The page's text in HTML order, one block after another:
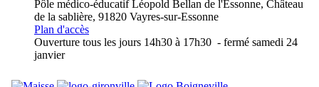
Pôle médico-éducatif Léopold Bellan de l'Essonne, Château
de la sablière, 91820 Vayres-sur-Essonne
Plan d'accès
Ouverture tous les jours 14h30 à 17h30 - fermé samedi 24
janvier